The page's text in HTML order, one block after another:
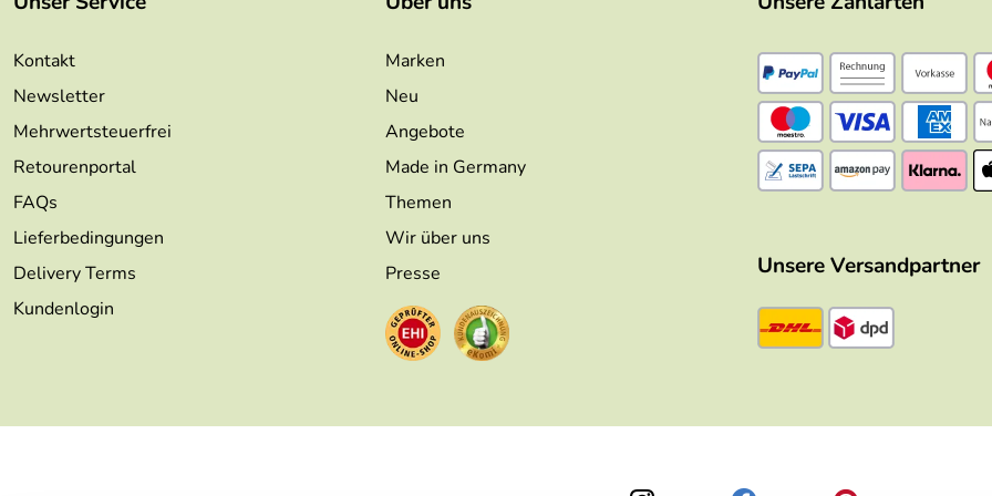
Kontakt
Newsletter
Mehrwertsteuerfrei
Retourenportal
FAQs
Lieferbedingungen
Delivery Terms
Kundenlogin
Marken
Neu
Angebote
Made in Germany
Themen
Wir über uns
Presse
Unsere Versandpartner